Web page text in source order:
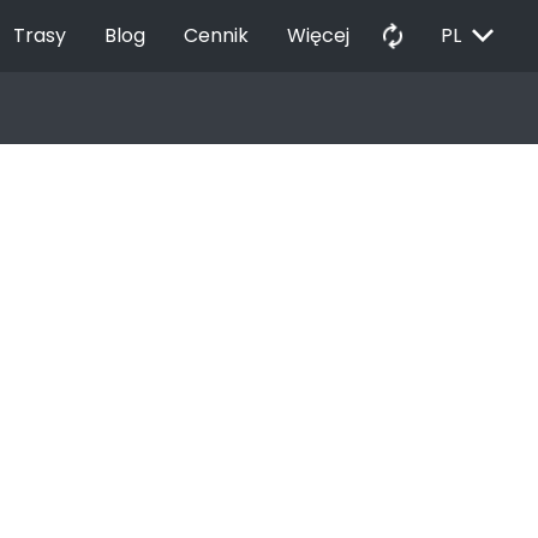
Trasy Blog Cennik Więcej autorenew PL EXPAND_MORE